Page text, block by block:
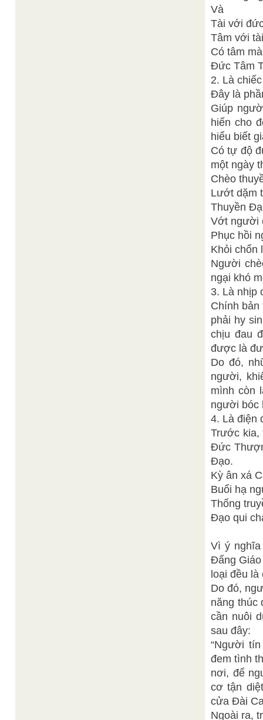
Và
Tài với
Tâm với
Có tâm
Đức Tâm
2. Là
Đây là
Giúp
hiến cho
hiểu biết
Có tự độ
một ngày
Chèo
Lướt dặm
Thuyền
Vớt người
Phục hồi
Khỏi chốn
Người
ngại khó
3. Là nhịp
Chính
phải hy
chịu đau
được là
Do đó,
người,
mình còn
người bóc
4. Là điện
Trước kia,
Đức
Đạo.
Kỳ ân xá
Buổi hạ
Thống
Đạo qui
Vì ý
Đấng
loại đều
Do đó,
năng thúc
cần nuôi
sau đây:
“Người
đem tình
nơi, để
cơ tận
cửa Đài
Ngoài ra,